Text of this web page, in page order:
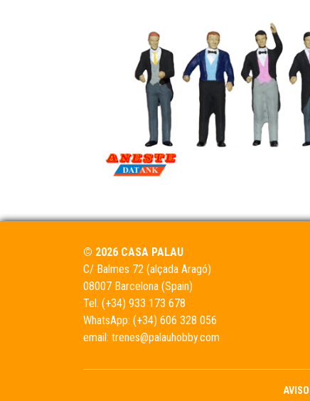
© 2026 CASA PALAU
C/ Balmes 72 (alçada Aragó)
08007 Barcelona (Spain)
Tel. (+34) 933 173 678
WhatsApp: (+34) 606 328 056
email: trenes@palauhobby.com